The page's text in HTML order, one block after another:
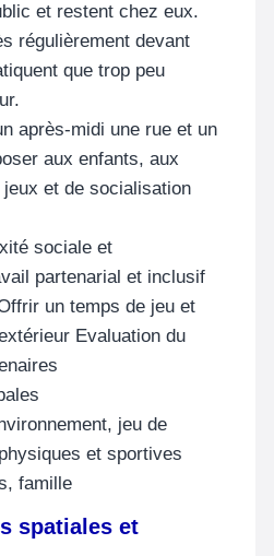
et restent chez eux.
régulièrement devant
que trop peu
après-midi une rue et un
aux enfants, aux
et de socialisation
sociale et
partenarial et inclusif
un temps de jeu et
Evaluation du
jeu de
et sportives
famille
spatiales et